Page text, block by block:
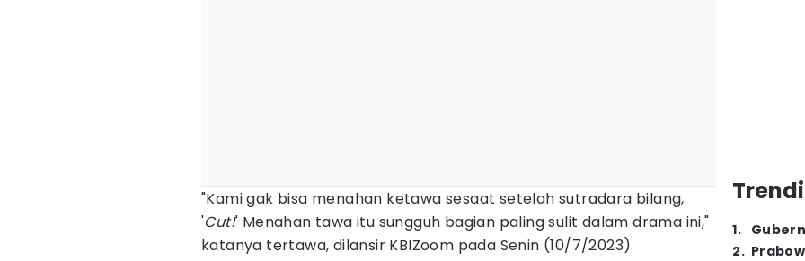
"Kami gak bisa menahan ketawa sesaat setelah sutradara bilang,
'Cut!' Menahan tawa itu sungguh bagian paling sulit dalam drama ini,"
katanya tertawa, dilansir KBIZoom pada Senin (10/7/2023).
1.
2.